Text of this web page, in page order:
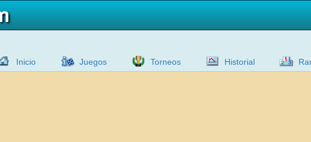
Inicio Juegos Torneos Historial